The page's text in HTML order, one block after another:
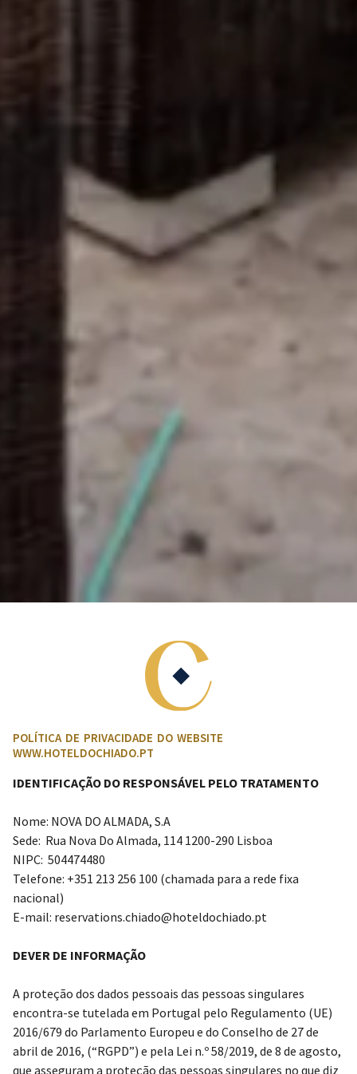
POLÍTICA DE PRIVACIDADE DO WEBSITE
WWW.HOTELDOCHIADO.PT
IDENTIFICAÇÃO DO RESPONSÁVEL PELO TRATAMENTO
Nome: NOVA DO ALMADA, S.A
Sede: Rua Nova Do Almada, 114 1200-290 Lisboa
NIPC: 504474480
Telefone: +351 213 256 100 (chamada para a rede fixa
nacional)
E-mail: reservations.chiado@hoteldochiado.pt
DEVER DE INFORMAÇÃO
A proteção dos dados pessoais das pessoas singulares
encontra-se tutelada em Portugal pelo Regulamento (UE)
2016/679 do Parlamento Europeu e do Conselho de 27 de
abril de 2016, (“RGPD”) e pela Lei n.º 58/2019, de 8 de agosto,
que asseguram a proteção das pessoas singulares no que diz